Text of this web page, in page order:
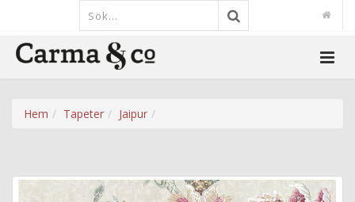
Hem Tapeter Jaipur